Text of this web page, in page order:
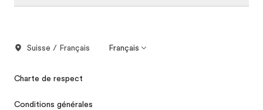
Suisse / Français Français
Charte de respect
Conditions générales